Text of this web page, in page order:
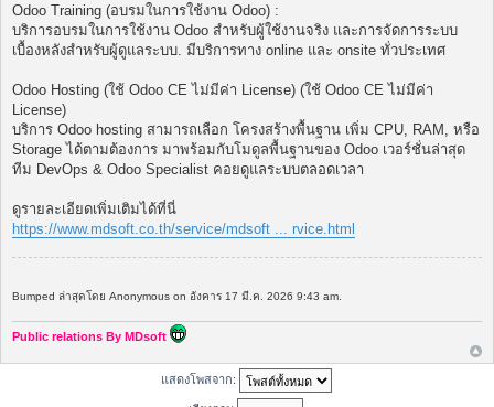
Odoo Training (อบรมในการใช้งาน Odoo) :
บริการอบรมในการใช้งาน Odoo สำหรับผู้ใช้งานจริง และการจัดการระบบ
เบื้องหลังสำหรับผู้ดูแลระบบ. มีบริการทาง online และ onsite ทั่วประเทศ
Odoo Hosting (ใช้ Odoo CE ไม่มีค่า License) (ใช้ Odoo CE ไม่มีค่า
License)
บริการ Odoo hosting สามารถเลือก โครงสร้างพื้นฐาน เพิ่ม CPU, RAM, หรือ
Storage ได้ตามต้องการ มาพร้อมกับโมดูลพื้นฐานของ Odoo เวอร์ชั่นล่าสุด
ทีม DevOps & Odoo Specialist คอยดูแลระบบตลอดเวลา
ดูรายละเอียดเพิ่มเติมได้ที่นี่
https://www.mdsoft.co.th/service/mdsoft ... rvice.html
Bumped ล่าสุดโดย Anonymous on อังคาร 17 มี.ค. 2026 9:43 am.
Public relations By MDsoft
แสดงโพสจาก: